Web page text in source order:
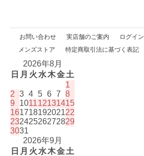
お問い合わせ 実店舗のご案内 ログイン
メンズストア
特定商取引法に基づく表記
2026年8月
日 月 火 水木金土
1
2 3 4 5 6 7 8
9
101112131415
16171819202122
23242526272829
3031
2026年9月
日 月 火 水木金土